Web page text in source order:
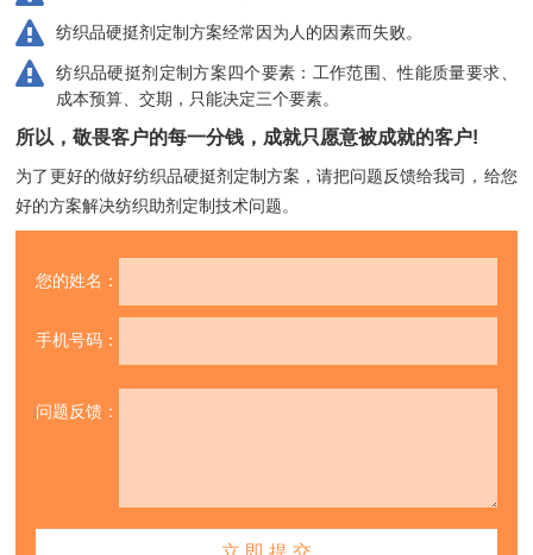
纺织品硬挺剂定制方案经常因为人的因素而失败。
纺织品硬挺剂定制方案四个要素：工作范围、性能质量要求、
成本预算、交期，只能决定三个要素。
所以，敬畏客户的每一分钱，成就只愿意被成就的客户!
为了更好的做好纺织品硬挺剂定制方案，请把问题反馈给我司， 给您
好的方案解决纺织助剂定制技术问题。
您的姓名：
手机号码：
问题反馈：